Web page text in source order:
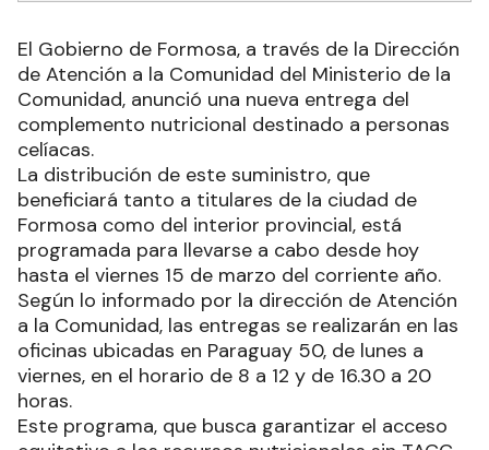
El Gobierno de Formosa, a través de la Dirección
de Atención a la Comunidad del Ministerio de la
Comunidad, anunció una nueva entrega del
complemento nutricional destinado a personas
celíacas.
La distribución de este suministro, que
beneficiará tanto a titulares de la ciudad de
Formosa como del interior provincial, está
programada para llevarse a cabo desde hoy
hasta el viernes 15 de marzo del corriente año.
Según lo informado por la dirección de Atención
a la Comunidad, las entregas se realizarán en las
oficinas ubicadas en Paraguay 50, de lunes a
viernes, en el horario de 8 a 12 y de 16.30 a 20
horas.
Este programa, que busca garantizar el acceso